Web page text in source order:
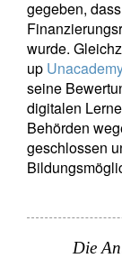
gegeben,
wurde.
up
seine
digitalen
Behörden
geschlossen
Die